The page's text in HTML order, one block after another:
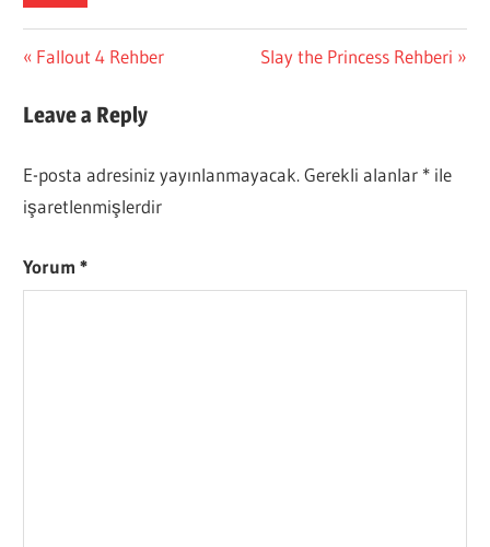
Yazı
gezinmesi
Previous
Fallout 4 Rehber
Next
Slay the Princess Rehberi
Leave a Reply
E-posta adresiniz yayınlanmayacak. Gerekli alanlar * ile
işaretlenmişlerdir
Yorum*